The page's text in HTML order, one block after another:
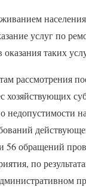
услуг по
таких
рассмотрения
хозяйствующих
недопустимости
56 обращений
по